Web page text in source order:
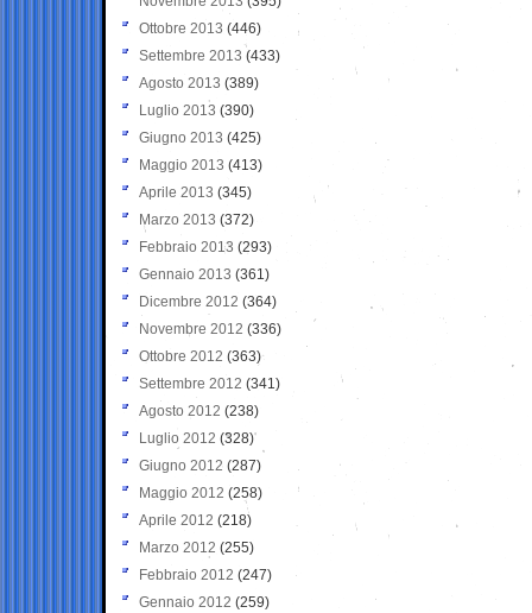
Ottobre 2013 (446)
Settembre 2013 (433)
Agosto 2013 (389)
Luglio 2013 (390)
Giugno 2013 (425)
Maggio 2013 (413)
Aprile 2013 (345)
Marzo 2013 (372)
Febbraio 2013 (293)
Gennaio 2013 (361)
Dicembre 2012 (364)
Novembre 2012 (336)
Ottobre 2012 (363)
Settembre 2012 (341)
Agosto 2012 (238)
Luglio 2012 (328)
Giugno 2012 (287)
Maggio 2012 (258)
Aprile 2012 (218)
Marzo 2012 (255)
Febbraio 2012 (247)
Gennaio 2012 (259)